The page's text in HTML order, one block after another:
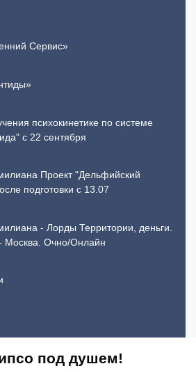
Сервис»
психокинетике по системе
с 22 сентября
Проект "Дельфийский
подготовки с 13.07
- Лорды Территории, деньги.
Москва. Очно/Онлайн
под душем!